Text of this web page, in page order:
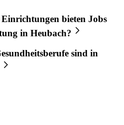
bieten Jobs
in Heubach?
sind in